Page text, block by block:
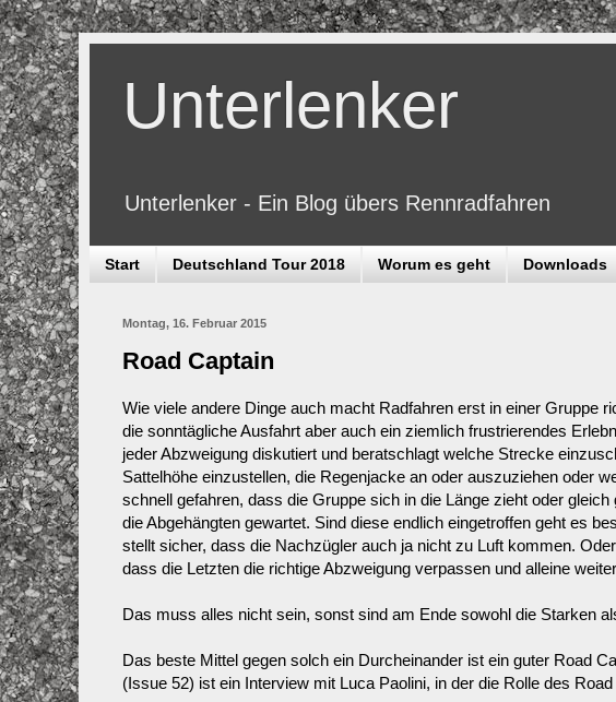
Unterlenker
Unterlenker - Ein Blog übers Rennradfahren
Start Deutschland Tour 2018 Worum es geht Downloads
Montag, 16. Februar 2015
Road Captain
Wie viele andere Dinge auch macht Radfahren erst in einer Gruppe
die sonntägliche Ausfahrt aber auch ein ziemlich frustrierendes
jeder Abzweigung diskutiert und beratschlagt welche Strecke
Sattelhöhe einzustellen, die Regenjacke an oder auszuziehen oder
schnell gefahren, dass die Gruppe sich in die Länge zieht oder
die Abgehängten gewartet. Sind diese endlich eingetroffen geht es
stellt sicher, dass die Nachzügler auch ja nicht zu Luft kommen.
dass die Letzten die richtige Abzweigung verpassen und alleine
Das muss alles nicht sein, sonst sind am Ende sowohl die Starken
Das beste Mittel gegen solch ein Durcheinander ist ein guter Road
(Issue 52) ist ein Interview mit Luca Paolini, in der die Rolle des